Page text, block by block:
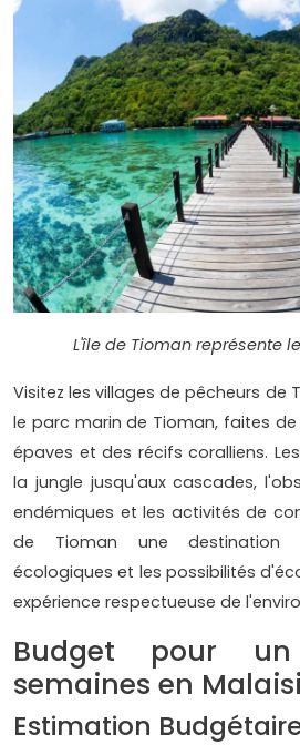
L'île de Tioman représente
Visitez les villages de pêcheurs de
le parc marin de Tioman, faites
épaves et des récifs coralliens.
la jungle jusqu'aux cascades,
endémiques et les activités de
de Tioman une destination
écologiques et les possibilités
expérience respectueuse de
Budget pour
semaines en
Estimation